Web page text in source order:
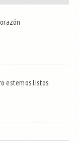
estemos listos